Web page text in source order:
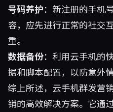
号码养护：新注册的手机
容，应先进行正常的社
重。
数据备份：利用云手机的
据和脚本配置，以防意外
综上所述，云手机群发营
销的高效解决方案。它通